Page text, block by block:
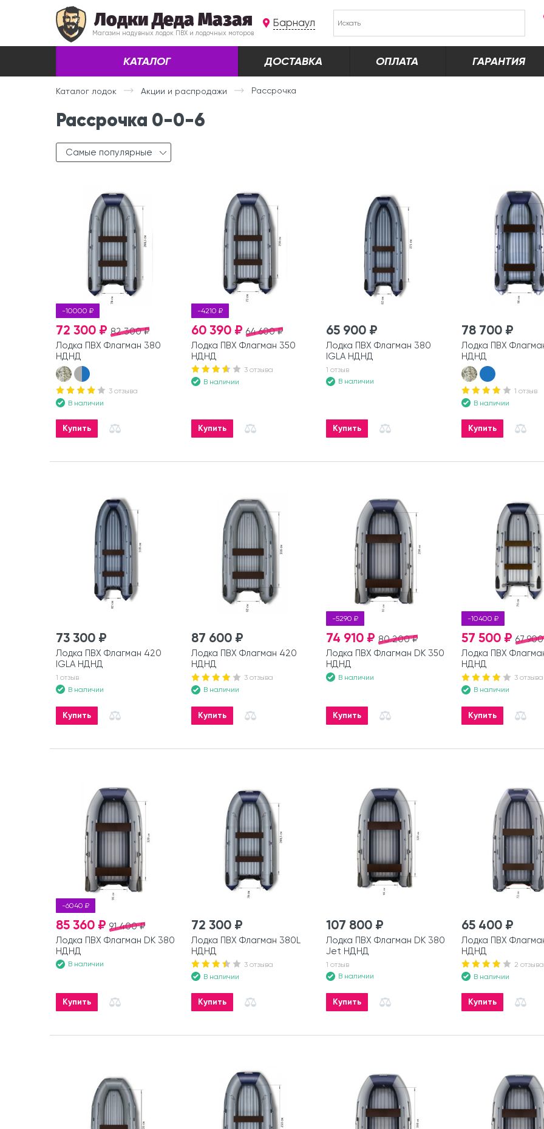
Лодки Деда Мазая
Магазин надувных лодок ПВХ и лодочных моторов
Барнаул
КАТАЛОГ ДОСТАВКА ОПЛАТА ГАРАНТИЯ
Каталог лодок Акции и распродажи Рассрочка
Рассрочка 0-0-6
Самые популярные
-10000 ₽
82 300 ₽
72 300 ₽
Лодка ПВХ Флагман 380
НДНД
3 отзыва
В наличии
Купить
-4210 ₽
64 600 ₽
60 390 ₽
Лодка ПВХ Флагман 350
НДНД
3 отзыва
В наличии
Купить
65 900 ₽
Лодка ПВХ Флагман 380
IGLA НДНД
1 отзыв
В наличии
Купить
78 700 ₽
Лодка ПВХ
НДНД
1 отзыв
В наличии
Купить
73 300 ₽
Лодка ПВХ Флагман 420
IGLA НДНД
1 отзыв
В наличии
Купить
87 600 ₽
Лодка ПВХ Флагман 420
НДНД
3 отзыва
В наличии
Купить
-5290 ₽
80 200 ₽
74 910 ₽
Лодка ПВХ Флагман DK 350
НДНД
В наличии
Купить
-10400 ₽
67
57 500 ₽
Лодка ПВХ
НДНД
3 отзыва
В наличии
Купить
-6040 ₽
91 400 ₽
85 360 ₽
Лодка ПВХ Флагман DK 380
НДНД
В наличии
Купить
72 300 ₽
Лодка ПВХ Флагман 380L
НДНД
3 отзыва
В наличии
Купить
107 800 ₽
Лодка ПВХ Флагман DK 380
Jet НДНД
1 отзыв
В наличии
Купить
65 400 ₽
Лодка ПВХ
НДНД
2 отзыва
В наличии
Купить